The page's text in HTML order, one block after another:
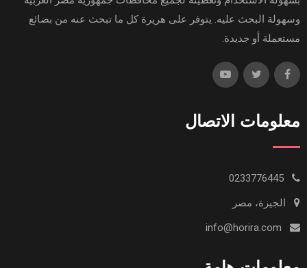
وسهولة البحث عليه. يتوفر على هريرة كل ما تبحث عنه من بضائع
مستعملة أو جديدة.
معلومات الاتصال
الجيزة، مصر